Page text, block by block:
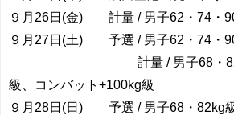
９月26日(金) 計量 / 男子62・74・
９月27日(土) 予選 / 男子62・74・
計量 / 男子68・82kg級
級、コンバット+100kg級
９月28日(日) 予選 / 男子68・82kg